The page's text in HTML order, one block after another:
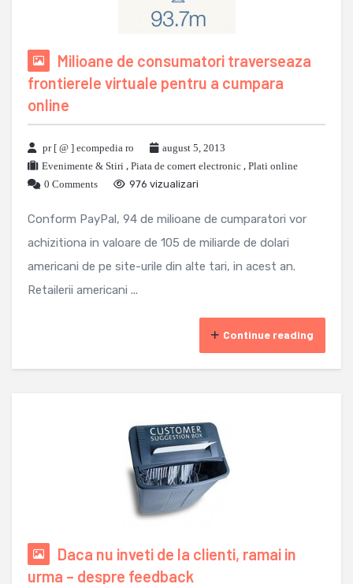
Milioane de consumatori traverseaza
frontierele virtuale pentru a cumpara
online
pr [ @ ] ecompedia ro
august 5, 2013
Evenimente & Stiri , Piata de comert electronic , Plati online
0 Comments
976 vizualizari
Conform PayPal, 94 de milioane de cumparatori vor
achizitiona in valoare de 105 de miliarde de dolari
americani de pe site-urile din alte tari, in acest an.
Retailerii americani ...
Continue reading
Daca nu inveti de la clienti, ramai in
urma – despre feedback